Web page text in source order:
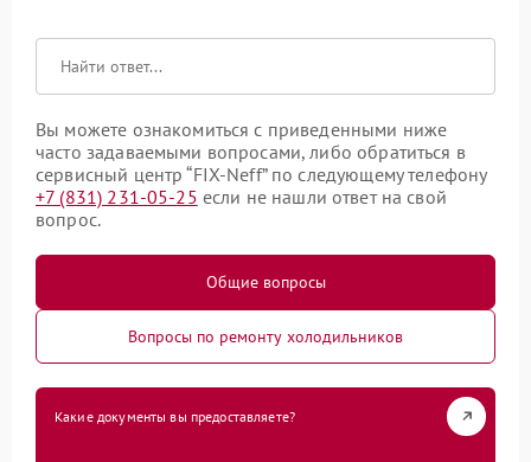
Вы можете ознакомиться с приведенными ниже
часто задаваемыми вопросами, либо обратиться в
сервисный центр “FIX-Neff” по следующему телефону
+7 (831) 231-05-25 если не нашли ответ на свой
вопрос.
Общие вопросы
Вопросы по ремонту холодильников
Какие документы вы предоставляете?